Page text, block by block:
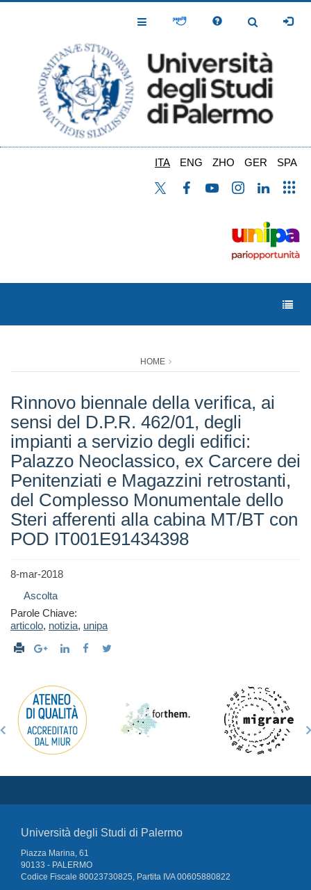
Toggle
Toggle
ITA ENG ZHO GER SPA
HOME
Rinnovo biennale della verifica, ai
sensi del D.P.R. 462/01, degli
impianti a servizio degli edifici:
Palazzo Neoclassico, ex Carcere dei
Penitenziati e Magazzini retrostanti,
del Complesso Monumentale dello
Steri afferenti alla cabina MT/BT con
POD IT001E91434398
8-mar-2018
Ascolta
Parole Chiave:
articolo, notizia, unipa
Università degli Studi di Palermo
Piazza Marina, 61
90133 - PALERMO
Codice Fiscale 80023730825, Partita IVA 00605880822